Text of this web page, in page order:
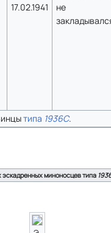
17.02.1941
не
типа 1936C.
эскадренных миноносцев типа